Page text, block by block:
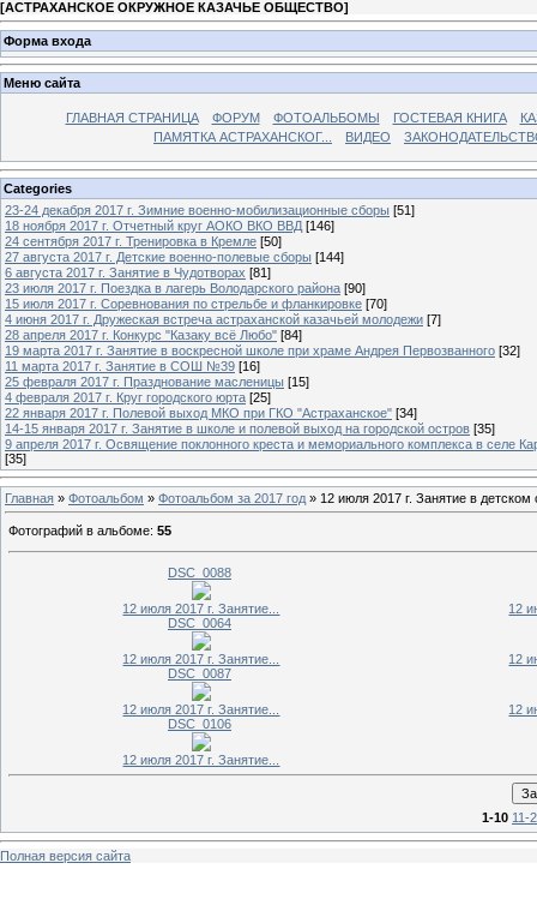
[АСТРАХАНСКОЕ ОКРУЖНОЕ КАЗАЧЬЕ ОБЩЕСТВО]
Форма входа
Меню сайта
ГЛАВНАЯ СТРАНИЦА ФОРУМ ФОТОАЛЬБОМЫ ГОСТЕВАЯ КНИГА
ПАМЯТКА АСТРАХАНСКОГ...
ВИДЕО
Categories
23-24 декабря 2017 г. Зимние военно-мобилизационные сборы [51]
18 ноября 2017 г. Отчетный круг АОКО ВКО ВВД [146]
24 сентября 2017 г. Тренировка в Кремле [50]
27 августа 2017 г. Детские военно-полевые сборы [144]
6 августа 2017 г. Занятие в Чудотворах [81]
23 июля 2017 г. Поездка в лагерь Володарского района [90]
15 июля 2017 г. Соревнования по стрельбе и фланкировке [70]
4 июня 2017 г. Дружеская встреча астраханской казачьей молодежи [7]
28 апреля 2017 г. Конкурс "Казаку всё Любо" [84]
19 марта 2017 г. Занятие в воскресной школе при храме Андрея Первозванного [32]
11 марта 2017 г. Занятие в СОШ №39 [16]
25 февраля 2017 г. Празднование масленицы [15]
4 февраля 2017 г. Круг городского юрта [25]
22 января 2017 г. Полевой выход МКО при ГКО "Астраханское" [34]
14-15 января 2017 г. Занятие в школе и полевой выход на городской остров [35]
9 апреля 2017 г. Освящение поклонного креста и мемориального комплекса в селе
[35]
Главная » Фотоальбом » Фотоальбом за 2017 год » 12 июля 2017 г. Занятие в
Фотографий в альбоме: 55
DSC_0088
12 июля 2017 г. Занятие...
12
DSC_0064
12 июля 2017 г. Занятие...
12
DSC_0087
12 июля 2017 г. Занятие...
12
DSC_0106
12 июля 2017 г. Занятие...
1-10 11-
Полная версия сайта